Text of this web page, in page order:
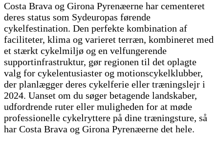
Costa Brava og Girona Pyrenæerne har cementeret
deres status som Sydeuropas førende
cykelfestination. Den perfekte kombination af
faciliteter, klima og varieret terræn, kombineret med
et stærkt cykelmiljø og en velfungerende
supportinfrastruktur, gør regionen til det oplagte
valg for cykelentusiaster og motionscykelklubber,
der planlægger deres cykelferie eller træningslejr i
2024. Uanset om du søger betagende landskaber,
udfordrende ruter eller muligheden for at møde
professionelle cykelryttere på dine træningsture, så
har Costa Brava og Girona Pyrenæerne det hele.